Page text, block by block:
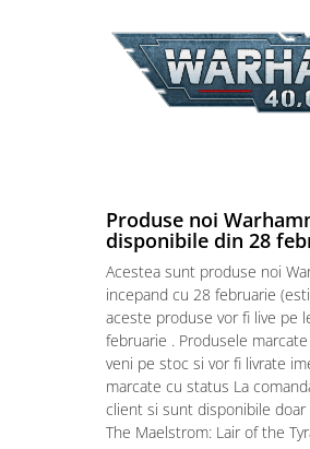
4D Cityscape Time Puzzle
Puzzle 70 piese
Puzzle cu 100 piese
Puzzle cu 200 piese
Puzzle 2 in 1
Puzzle 1000 piese panorama
Produse noi
disponibile din 28
Acestea sunt produse noi
incepand cu 28 februarie
aceste produse vor fi live pe
februarie . Produsele
veni pe stoc si vor fi livrate
marcate cu status La
client si sunt disponibile
The Maelstrom: Lair of the